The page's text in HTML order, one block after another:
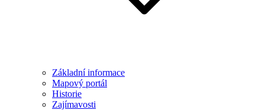
Základní informace
Mapový portál
Historie
Zajímavosti